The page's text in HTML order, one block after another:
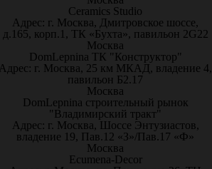
Ceramics Studio
Адрес: г. Москва, Дмитровское шоссе,
д.165, корп.1, ТК «Бухта», павильон 2G22
Москва
DomLepnina ТК "Конструктор"
г. Москва, 25 км МКАД, владение 4,
павильон Б2.17
Москва
DomLepnina строительный рынок
"Владимирский тракт"
Адрес: г. Москва, Шоссе Энтузиастов,
владение 19, Пав.12 «З»/Пав.17 «Ф»
Москва
Ecumena-Decor